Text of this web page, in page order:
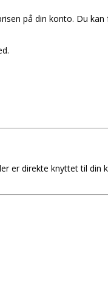
på din konto. Du kan
er direkte knyttet til din